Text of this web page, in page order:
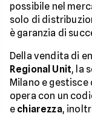
possibile nel
solo di
è garanzia di
Della vendita di
Regional Unit, la
Milano e gestisce
opera con un
e chiarezza,